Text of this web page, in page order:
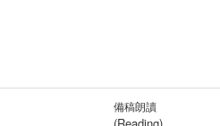
備稿朗讀